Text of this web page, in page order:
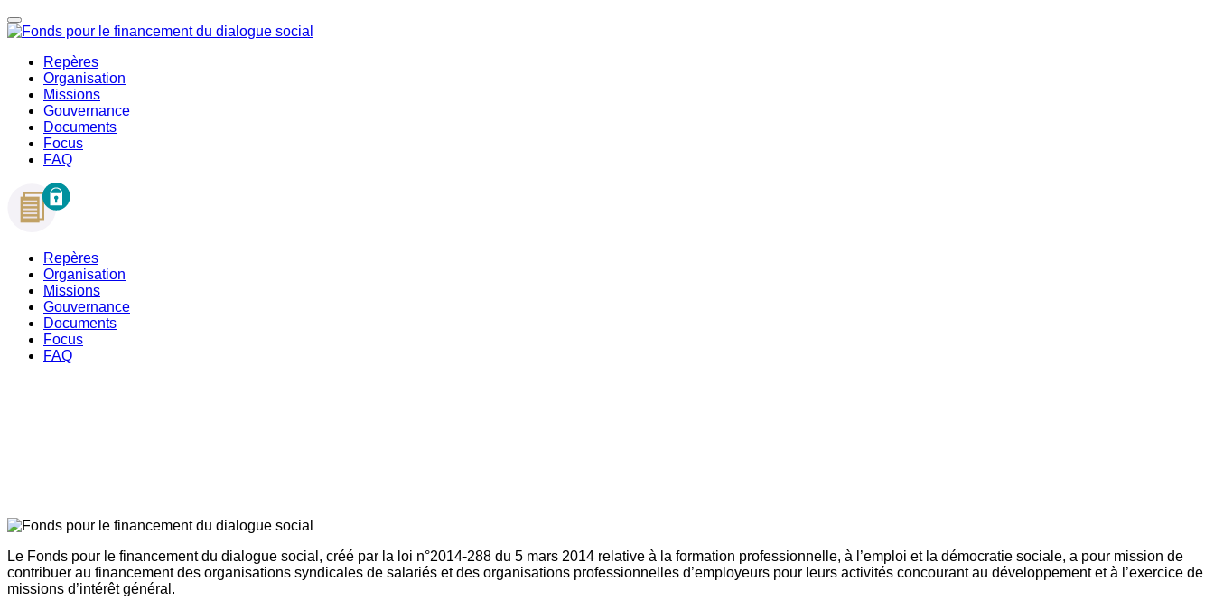
Repères
Organisation
Missions
Gouvernance
Documents
Focus
FAQ
Repères
Organisation
Missions
Gouvernance
Documents
Focus
FAQ
Le Fonds pour le financement du dialogue social, créé par la loi n°2014-288 du 5 mars 2014 relative à la formation professionnelle, à l’emploi et la démocratie sociale, a pour mission de
contribuer au financement des organisations syndicales de salariés et des organisations professionnelles d’employeurs pour leurs activités concourant au développement et à l’exercice de
missions d’intérêt général.